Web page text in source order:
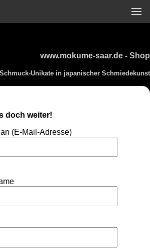
www.mokume-saar.de - Shop
Schmuck-Unikate in japanischer Schmiedekunst
doch weiter!
(E-Mail-Adresse)